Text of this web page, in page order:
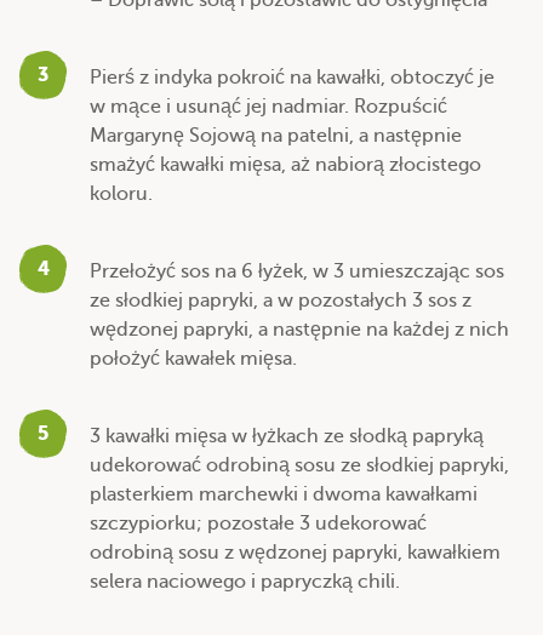
3
Pierś z indyka pokroić na kawałki, obtoczyć je
w mące i usunąć jej nadmiar. Rozpuścić
Margarynę Sojową na patelni, a następnie
smażyć kawałki mięsa, aż nabiorą złocistego
koloru.
4
Przełożyć sos na 6 łyżek, w 3 umieszczając sos
ze słodkiej papryki, a w pozostałych 3 sos z
wędzonej papryki, a następnie na każdej z nich
położyć kawałek mięsa.
5
3 kawałki mięsa w łyżkach ze słodką papryką
udekorować odrobiną sosu ze słodkiej papryki,
plasterkiem marchewki i dwoma kawałkami
szczypiorku; pozostałe 3 udekorować
odrobiną sosu z wędzonej papryki, kawałkiem
selera naciowego i papryczką chili.